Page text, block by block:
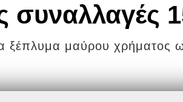
συναλλαγές
ξέπλυμα μαύρου χρήματος